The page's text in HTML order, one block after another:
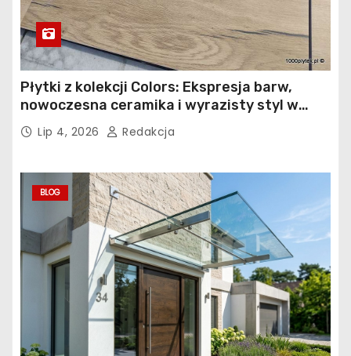
Płytki z kolekcji Colors: Ekspresja barw,
nowoczesna ceramika i wyrazisty styl w
łazience, kuchni i salonie
Lip 4, 2026 Redakcja
BLOG